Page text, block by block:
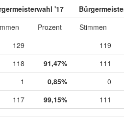
'17
Prozent
Stimmen
129
119
118 91,47%
111
1 0,85%
0
117 99,15% 111